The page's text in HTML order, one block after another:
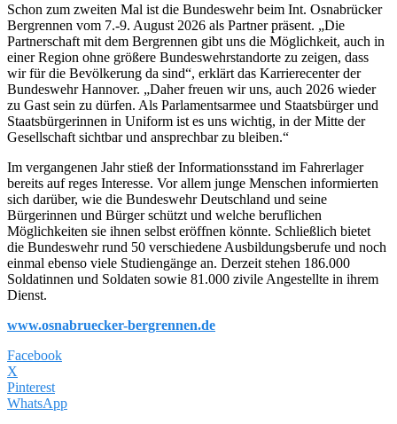
Schon zum zweiten Mal ist die Bundeswehr beim Int. Osnabrücker
Bergrennen vom 7.-9. August 2026 als Partner präsent. „Die
Partnerschaft mit dem Bergrennen gibt uns die Möglichkeit, auch in
einer Region ohne größere Bundeswehrstandorte zu zeigen, dass
wir für die Bevölkerung da sind“, erklärt das Karrierecenter der
Bundeswehr Hannover. „Daher freuen wir uns, auch 2026 wieder
zu Gast sein zu dürfen. Als Parlamentsarmee und Staatsbürger und
Staatsbürgerinnen in Uniform ist es uns wichtig, in der Mitte der
Gesellschaft sichtbar und ansprechbar zu bleiben.“
Im vergangenen Jahr stieß der Informationsstand im Fahrerlager
bereits auf reges Interesse. Vor allem junge Menschen informierten
sich darüber, wie die Bundeswehr Deutschland und seine
Bürgerinnen und Bürger schützt und welche beruflichen
Möglichkeiten sie ihnen selbst eröffnen könnte. Schließlich bietet
die Bundeswehr rund 50 verschiedene Ausbildungsberufe und noch
einmal ebenso viele Studiengänge an. Derzeit stehen 186.000
Soldatinnen und Soldaten sowie 81.000 zivile Angestellte in ihrem
Dienst.
www.osnabruecker-bergrennen.de
Facebook
X
Pinterest
WhatsApp